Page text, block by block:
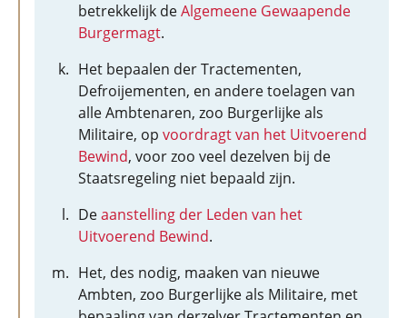
betrekkelijk deAlgemeene Gewaapende
Burgermagt.
Het bepaalen der Tractementen,
Defroijementen, en andere toelagen van
alle Ambtenaren, zoo Burgerlijke als
Militaire, op voordragt van het Uitvoerend
Bewind, voor zoo veel dezelven bij de
Staatsregeling niet bepaald zijn.
Deaanstelling der Leden van het
Uitvoerend Bewind.
Het, des nodig, maaken van nieuwe
Ambten, zoo Burgerlijke als Militaire, met